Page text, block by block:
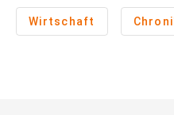
Wirtschaft